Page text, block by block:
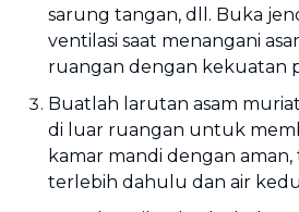
sarung tangan, dll. Buka
ventilasi saat menangani
ruangan dengan kekuatan
Buatlah larutan asam
di luar ruangan untuk
kamar mandi dengan
terlebih dahulu dan air